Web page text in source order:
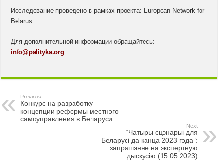
Исследование проведено в рамках проекта: European Network for
Belarus.
Для дополнительной информации обращайтесь:
info@palityka.org
Previous
Конкурс на разработку
концепции реформы местного
самоуправления в Беларуси
Next
“Чатыры сцэнарыі для
Беларусі да канца 2023 года”:
запрашэнне на экспертную
дыскусію (15.05.2023)